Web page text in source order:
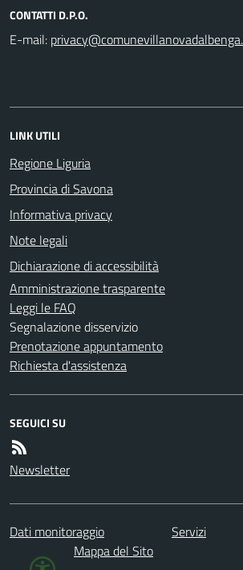
CONTATTI D.P.O.
E-mail:
LINK UTILI
Regione Liguria
Provincia di Savona
Informativa privacy
Note legali
Dichiarazione di accessibilità
Amministrazione trasparente
Leggi le FAQ
Segnalazione disservizio
Prenotazione appuntamento
Richiesta d'assistenza
SEGUICI SU
Newsletter
Dati monitoraggio Servizi
Mappa del Sito